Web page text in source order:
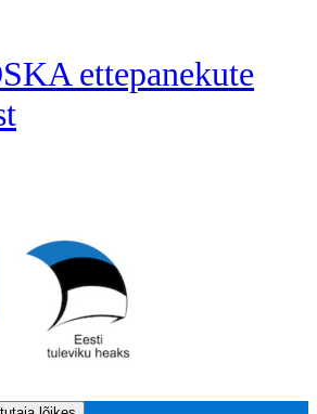
ettepanekute